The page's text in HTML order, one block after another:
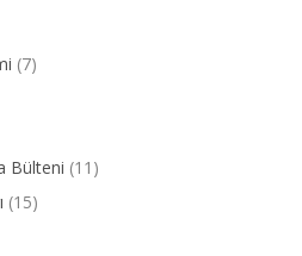
(7)
Bülteni (11)
(15)